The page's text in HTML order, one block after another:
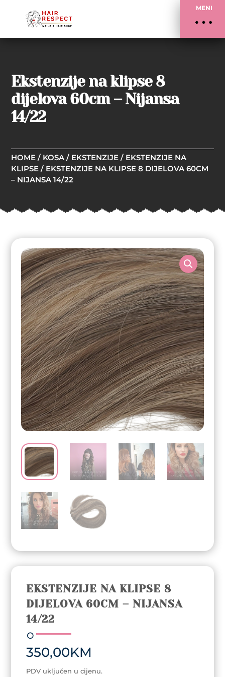
MENI
Ekstenzije na klipse 8
dijelova 60cm – Nijansa
14/22
HOME / KOSA / EKSTENZIJE / EKSTENZIJE NA
KLIPSE / EKSTENZIJE NA KLIPSE 8 DIJELOVA 60CM
– NIJANSA 14/22
EKSTENZIJE NA KLIPSE 8
DIJELOVA 60CM – NIJANSA
14/22
350,00KM
PDV uključen u cijenu.